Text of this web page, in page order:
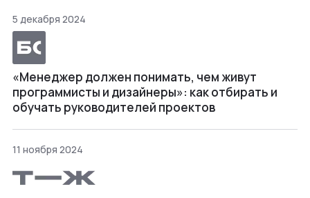
5 декабря 2024
«Менеджер должен понимать, чем живут
программисты и дизайнеры»: как отбирать и
обучать руководителей проектов
11 ноября 2024